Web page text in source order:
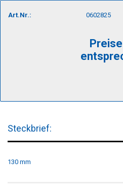
Art.Nr.: 0602825
Steckbrief:
130 mm